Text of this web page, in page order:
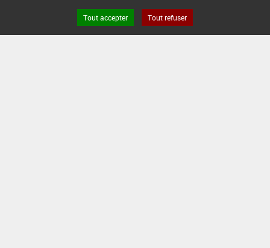
DATE DE FIN D'UTILISATION :
Tout accepter Tout refuser